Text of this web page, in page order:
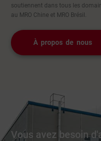
soutiennent dans tous les
au MRO Chine et MRO Brésil.
À propos de nous
Vous avez besoin